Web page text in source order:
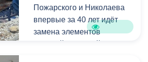
В соревнованиях приняли
участие 120 спортсменов
из 21 региона России, а
Пожарского и Николаева
впервые за 40 лет идёт
замена элементов